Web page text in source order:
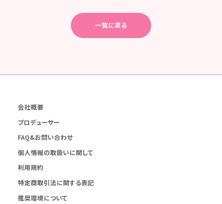
一覧に戻る
会社概要
プロデューサー
FAQ&お問い合わせ
個人情報の取扱いに関して
利用規約
特定商取引法に関する表記
推奨環境について